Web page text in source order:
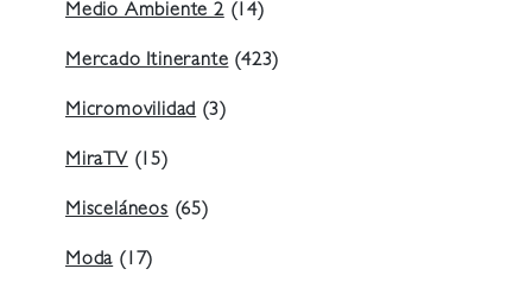
Medio Ambiente 2(14)
Mercado Itinerante (423)
Micromovilidad (3)
MiraTV (15)
Misceláneos (65)
Moda (17)